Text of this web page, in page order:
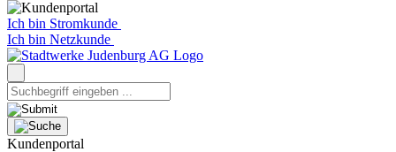
Ich bin Stromkunde
Ich bin Netzkunde
Kundenportal